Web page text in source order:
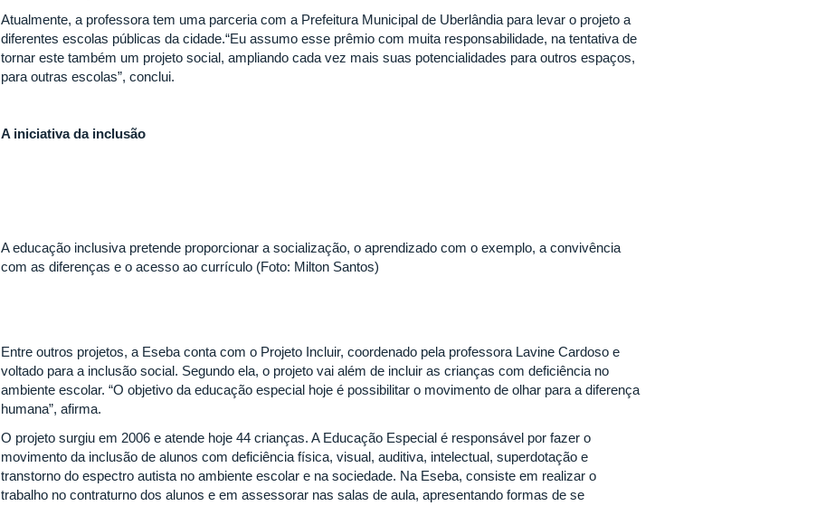
Atualmente, a professora tem uma parceria com a Prefeitura Municipal de Uberlândia para levar o projeto a
diferentes escolas públicas da cidade.“Eu assumo esse prêmio com muita responsabilidade, na tentativa de
tornar este também um projeto social, ampliando cada vez mais suas potencialidades para outros espaços,
para outras escolas”, conclui.
A iniciativa da inclusão
A educação inclusiva pretende proporcionar a socialização, o aprendizado com o exemplo, a convivência
com as diferenças e o acesso ao currículo (Foto: Milton Santos)
Entre outros projetos, a Eseba conta com o Projeto Incluir, coordenado pela professora Lavine Cardoso e
voltado para a inclusão social. Segundo ela, o projeto vai além de incluir as crianças com deficiência no
ambiente escolar. “O objetivo da educação especial hoje é possibilitar o movimento de olhar para a diferença
humana”, afirma.
O projeto surgiu em 2006 e atende hoje 44 crianças. A Educação Especial é responsável por fazer o
movimento da inclusão de alunos com deficiência física, visual, auditiva, intelectual, superdotação e
transtorno do espectro autista no ambiente escolar e na sociedade. Na Eseba, consiste em realizar o
trabalho no contraturno dos alunos e em assessorar nas salas de aula, apresentando formas de se